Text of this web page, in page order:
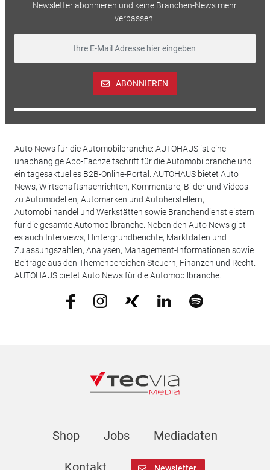
Newsletter abonnieren und keine Branchen-News mehr
verpassen.
ABONNIEREN
Auto News für die Automobilbranche: AUTOHAUS ist eine
unabhängige Abo-Fachzeitschrift für die Automobilbranche und
ein tagesaktuelles B2B-Online-Portal. AUTOHAUS bietet Auto
News, Wirtschaftsnachrichten, Kommentare, Bilder und Videos
zu Automodellen, Automarken und Autoherstellern,
Automobilhandel und Werkstätten sowie Branchendienstleistern
für die gesamte Automobilbranche. Neben den Auto News gibt
es auch Interviews, Hintergrundberichte, Marktdaten und
Zulassungszahlen, Analysen, Management-Informationen sowie
Beiträge aus den Themenbereichen Steuern, Finanzen und Recht.
AUTOHAUS bietet Auto News für die Automobilbranche.
Shop Jobs Mediadaten
Newsletter